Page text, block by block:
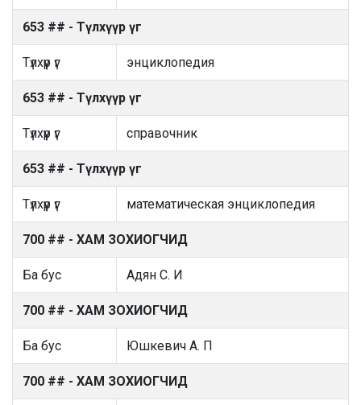
653 ## - Түлхүүр үг
Түлхүүр үг энциклопедия
653 ## - Түлхүүр үг
Түлхүүр үг справочник
653 ## - Түлхүүр үг
Түлхүүр үг математическая энциклопедия
700 ## - ХАМ ЗОХИОГЧИД
Ба бус Адян С. И
700 ## - ХАМ ЗОХИОГЧИД
Ба бус Юшкевич А. П
700 ## - ХАМ ЗОХИОГЧИД